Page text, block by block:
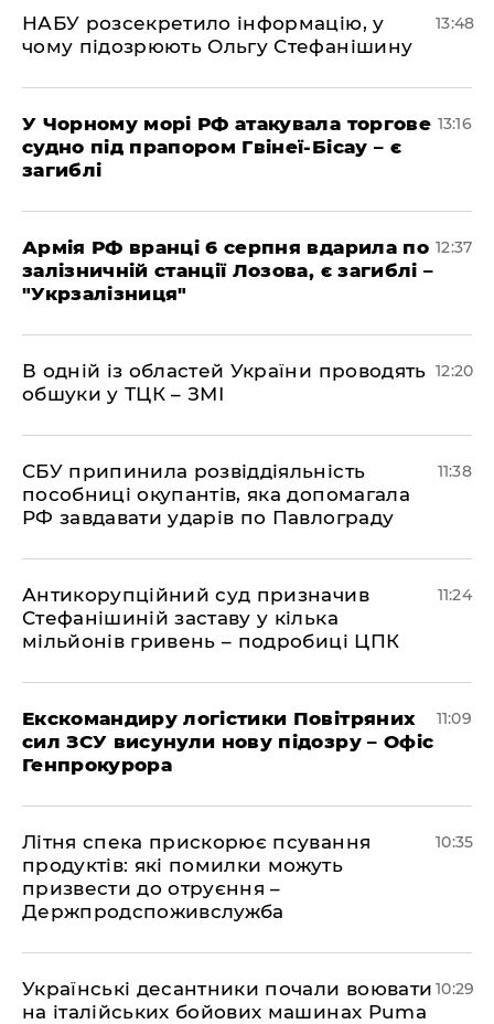
НАБУ розсекретило інформацію, у
чому підозрюють Ольгу Стефанішину
13:48
У Чорному морі РФ атакувала торгове
судно під прапором Гвінеї-Бісау – є
загиблі
13:16
Армія РФ вранці 6 серпня вдарила по
залізничній станції Лозова, є загиблі –
"Укрзалізниця"
12:37
В одній із областей України проводять
обшуки у ТЦК – ЗМІ
12:20
СБУ припинила розвіддіяльність
пособниці окупантів, яка допомагала
РФ завдавати ударів по Павлограду
11:38
Антикорупційний суд призначив
Стефанішиній заставу у кілька
мільйонів гривень – подробиці ЦПК
11:24
Екскомандиру логістики Повітряних
сил ЗСУ висунули нову підозру – Офіс
Генпрокурора
11:09
Літня спека прискорює псування
продуктів: які помилки можуть
призвести до отруєння –
Держпродспоживслужба
10:35
Українські десантники почали воювати
на італійських бойових машинах Puma
10:29